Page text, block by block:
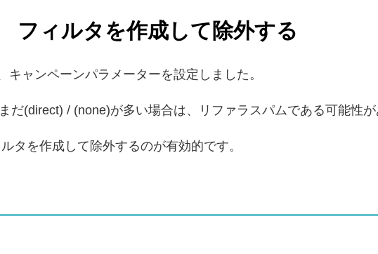
フィルタを作成して除外する
ャンペーンパラメーターを設定しました。
だ(direct) / (none)が多い場合は、リファラスパムである可能性が
タを作成して除外するのが有効的です。